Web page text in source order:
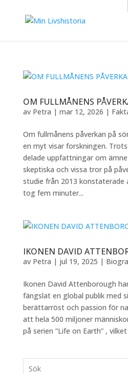
OM FULLMÅNENS
av Petra | mar 12, 2026 |
Om fullmånens påverkan på
en myt visar forskningen.
delade uppfattningar om
skeptiska och vissa tror på
studie från 2013
tog fem minuter...
IKONEN DAVID
av Petra | jul 19, 2025 |
Ikonen David Attenborough
fängslat en global publik med
berättarröst och passion för
att hela 500 miljoner
på serien ”Life on Earth” ,